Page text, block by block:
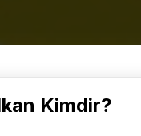
Kimdir?